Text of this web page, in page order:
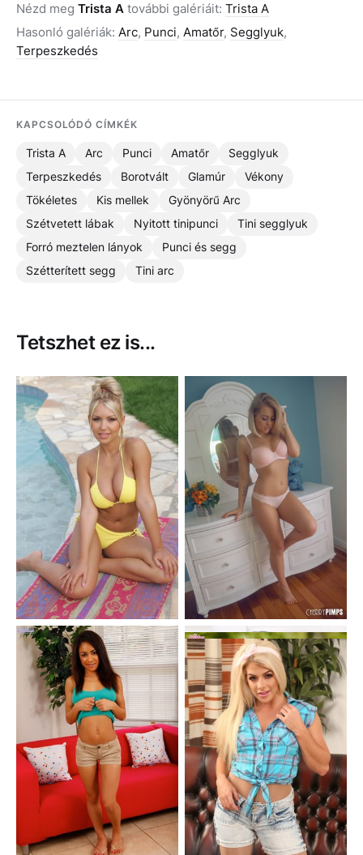
Nézd meg Trista A további galériáit: Trista A
Hasonló galériák: Arc, Punci, Amatőr, Segglyuk,
Terpeszkedés
KAPCSOLÓDÓ CÍMKÉK
Trista A Arc Punci Amatőr
Segglyuk
Terpeszkedés
Borotvált Glamúr
Vékony
Tökéletes
Kis mellek
Gyönyörű Arc
Szétvetett lábak
Nyitott tinipunci
Tini segglyuk
Forró meztelen lányok
Punci és segg
Szétterített segg
Tini arc
Tetszhet ez is...